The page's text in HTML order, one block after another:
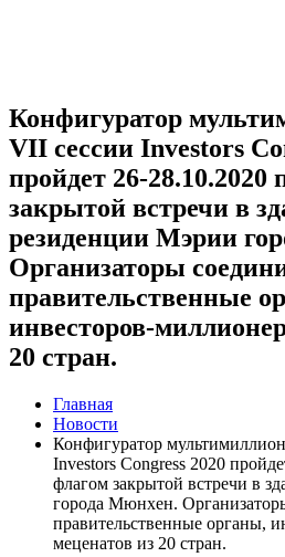
Конфигуратор
VII сессии Investors
пройдет 26-28.10.2020
закрытой встречи в
резиденции Мэрии
Организаторы
правительственные
инвесторов-
20 стран.
Главная
Новости
Конфигуратор
Investors Congress 2020
флагом закрытой встречи в
города Мюнхен.
правительственные органы,
меценатов из 20 стран.